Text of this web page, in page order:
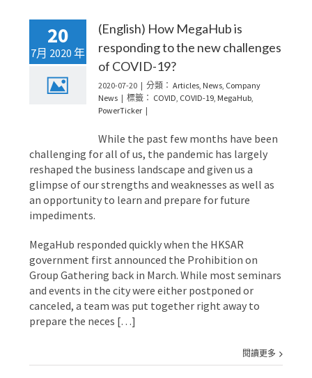
20
7月 2020 年
(English) How MegaHub is
responding to the new challenges
of COVID-19?
2020-07-20 | 分類：Articles News Company
News | 標籤： COVID COVID-19 MegaHub
PowerTicker |
While the past few months have been
challenging for all of us, the pandemic has largely
reshaped the business landscape and given us a
glimpse of our strengths and weaknesses as well as
an opportunity to learn and prepare for future
impediments.
MegaHub responded quickly when the HKSAR
government first announced the Prohibition on
Group Gathering back in March. While most seminars
and events in the city were either postponed or
canceled, a team was put together right away to
prepare the neces […]
閱讀更多